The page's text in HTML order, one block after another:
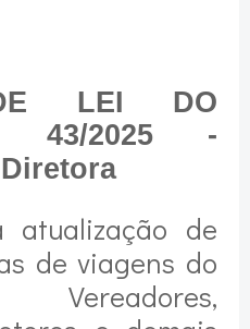
LEI DO
43/2025 -
atualização de
de viagens do